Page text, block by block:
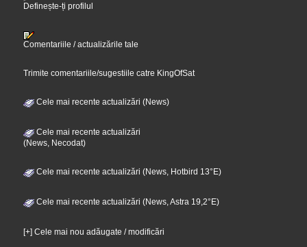
Definește-ți profilul
Comentariile / actualizările tale
Trimite comentariile/sugestiile catre KingOfSat
Cele mai recente actualizări (News)
Cele mai recente actualizări
(News, Necodat)
Cele mai recente actualizări (News, Hotbird 13°E)
Cele mai recente actualizări (News, Astra 19,2°E)
[+] Cele mai nou adăugate / modificări